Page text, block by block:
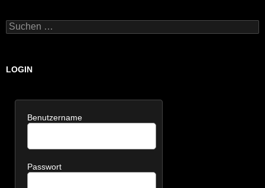
Suchen
nach:
LOGIN
Benutzername
Passwort